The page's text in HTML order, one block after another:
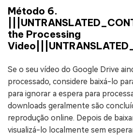
Método 6.
the Processing
Se o seu vídeo do Google Drive
processado, considere baixá-lo
para ignorar a espera para
downloads geralmente são
reprodução online. Depois de
visualizá-lo localmente sem